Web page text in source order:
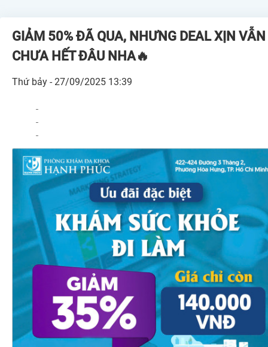
GIẢM 50% ĐÃ QUA, NHƯNG DEAL XỊN VẪN
CHƯA HẾT ĐÂU NHA🔥
Thứ bảy - 27/09/2025 13:39